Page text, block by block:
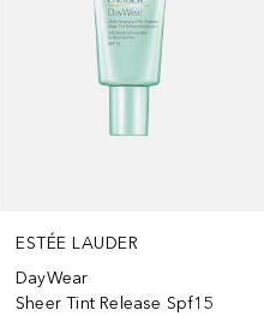
ESTÉE LAUDER
DayWear
Sheer Tint Release Spf15